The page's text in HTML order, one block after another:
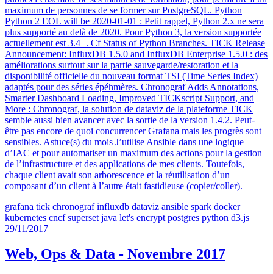
maximum de personnes de se former sur PostgreSQL. Python
Python 2 EOL will be 2020-01-01 : Petit rappel, Python 2.x ne sera
plus supporté au delà de 2020. Pour Python 3, la version supportée
actuellement est 3.4+. Cf Status of Python Branches. TICK Release
Announcement: InfluxDB 1.5.0 and InfluxDB Enterprise 1.5.0 : des
améliorations surtout sur la partie sauvegarde/restoration et la
disponibilité officielle du nouveau format TSI (Time Series Index)
adaptés pour des séries épéhmères. Chronograf Adds Annotations,
Smarter Dashboard Loading, Improved TICKscript Support, and
More : Chronograf, la solution de dataviz de la plateforme TICK
semble aussi bien avancer avec la sortie de la version 1.4.2. Peut-
être pas encore de quoi concurrencer Grafana mais les progrès sont
sensibles. Astuce(s) du mois J’utilise Ansible dans une logique
d’IAC et pour automatiser un maximum des actions pour la gestion
de l’infrastructure et des applications de mes clients. Toutefois,
chaque client avait son arborescence et la réutilisation d’un
composant d’un client à l’autre était fastidieuse (copier/coller).
grafana tick chronograf influxdb dataviz ansible spark docker
kubernetes cncf superset java let's encrypt postgres python d3.js
29/11/2017
Web, Ops & Data - Novembre 2017